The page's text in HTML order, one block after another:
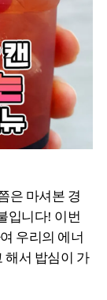
은 마셔본 경
입니다! 이번
우리의 에너
해서 밥심이 가